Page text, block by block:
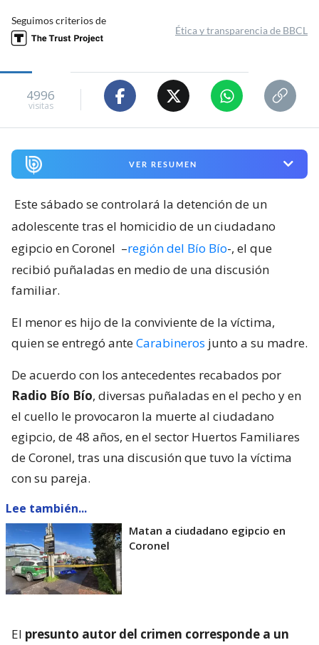
Seguimos criterios de
Ética y transparencia de BBCL
4996
visitas
VER RESUMEN
Este sábado se controlará la detención de un
adolescente tras el homicidio de un ciudadano
egipcio en Coronel –región del Bío Bío-, el que
recibió puñaladas en medio de una discusión
familiar.
El menor es hijo de la conviviente de la víctima,
quien se entregó anteCarabineros junto a su madre.
De acuerdo con los antecedentes recabados por
Radio Bío Bío, diversas puñaladas en el pecho y en
el cuello le provocaron la muerte al ciudadano
egipcio, de 48 años, en el sector Huertos Familiares
de Coronel, tras una discusión que tuvo la víctima
con su pareja.
Lee también...
Matan a ciudadano egipcio en
Coronel
El presunto autor del crimen corresponde a un